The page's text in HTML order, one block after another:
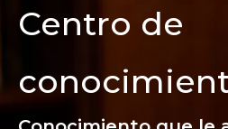
Centro de